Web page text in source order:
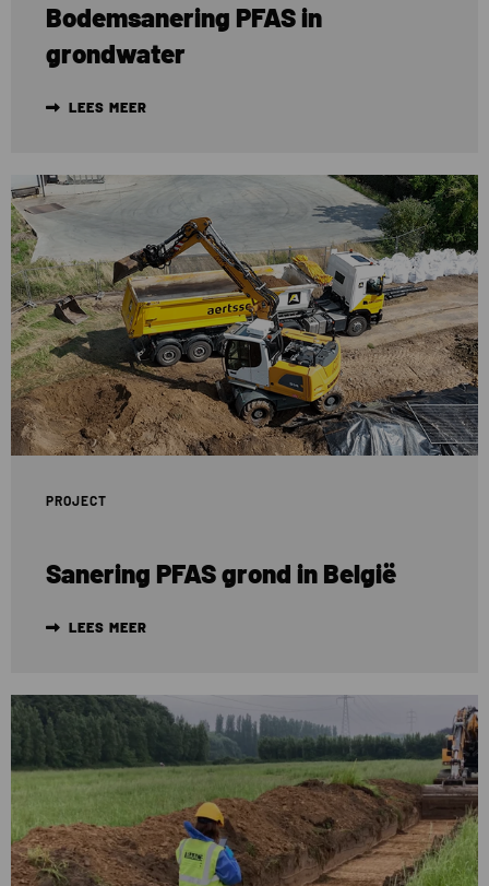
Bodemsanering PFAS in
grondwater
LEES MEER
PROJECT
Sanering PFAS grond in België
LEES MEER
Lees
meer
over
Sanering
PFAS
grond
in
België
Lees
meer
over
Sleuven
graven
in
PFAS